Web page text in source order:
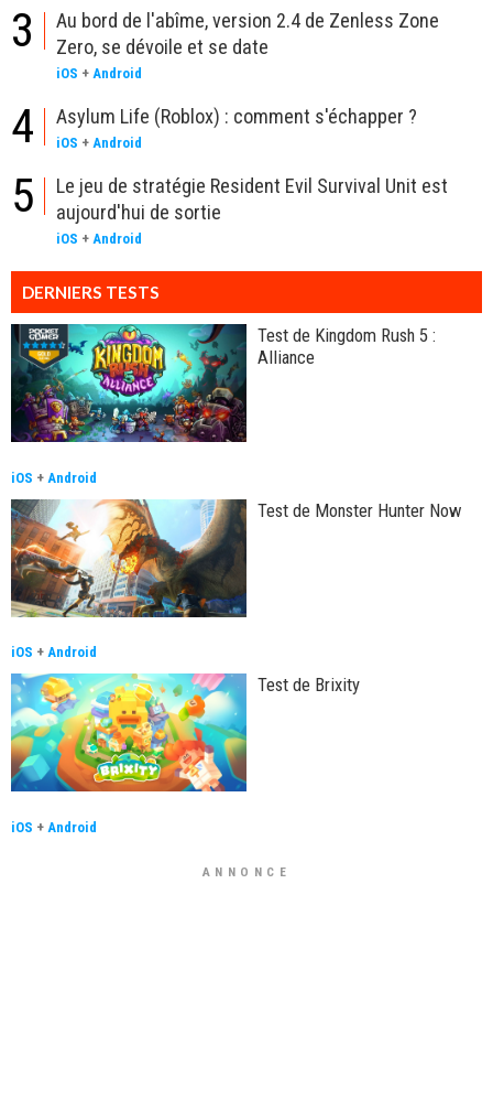
3
Au bord de l'abîme, version 2.4 de Zenless Zone
Zero, se dévoile et se date
iOS + Android
4 Asylum Life (Roblox) : comment s'échapper ?
iOS + Android
5
Le jeu de stratégie Resident Evil Survival Unit est
aujourd'hui de sortie
iOS + Android
DERNIERS TESTS
Test de Kingdom Rush 5 :
Alliance
iOS + Android
Test de Monster Hunter Now
iOS + Android
Test de Brixity
iOS + Android
ANNONCE